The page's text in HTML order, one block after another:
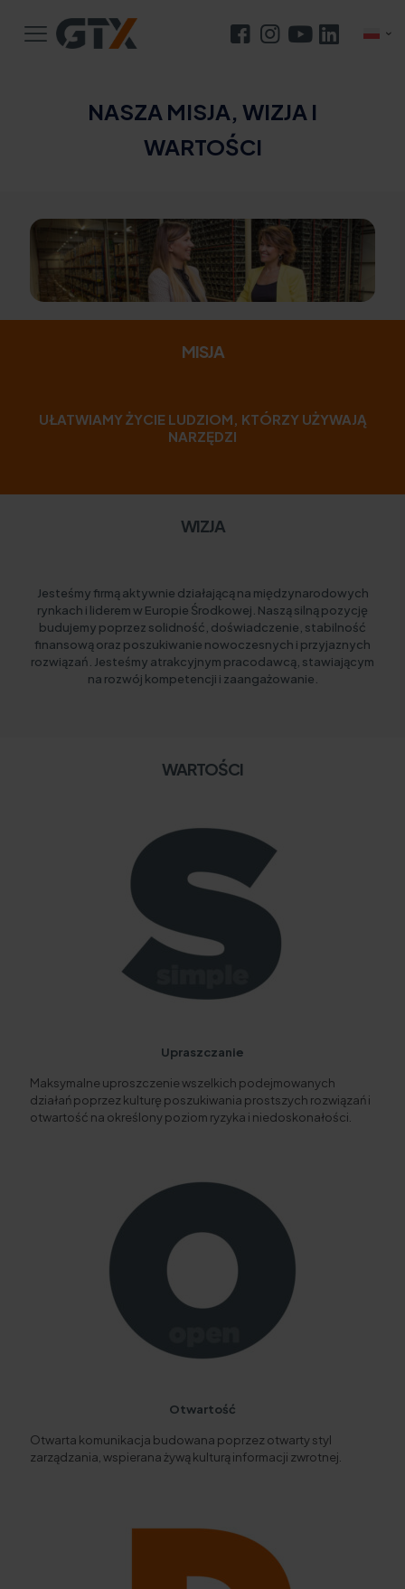
NASZA MISJA, WIZJA I
WARTOŚCI
MISJA
UŁATWIAMY ŻYCIE LUDZIOM, KTÓRZY UŻYWAJĄ
NARZĘDZI
WIZJA
Jesteśmy firmą aktywnie działającą na międzynarodowych
rynkach i liderem w Europie Środkowej. Naszą silną pozycję
budujemy poprzez solidność, doświadczenie, stabilność
finansową oraz poszukiwanie nowoczesnych i przyjaznych
rozwiązań. Jesteśmy atrakcyjnym pracodawcą, stawiającym
na rozwój kompetencji i zaangażowanie.
WARTOŚCI
Upraszczanie
Maksymalne uproszczenie wszelkich podejmowanych
działań poprzez kulturę poszukiwania prostszych rozwiązań i
otwartość na określony poziom ryzyka i niedoskonałości.
Otwartość
Otwarta komunikacja budowana poprzez otwarty styl
zarządzania, wspierana żywą kulturą informacji zwrotnej.